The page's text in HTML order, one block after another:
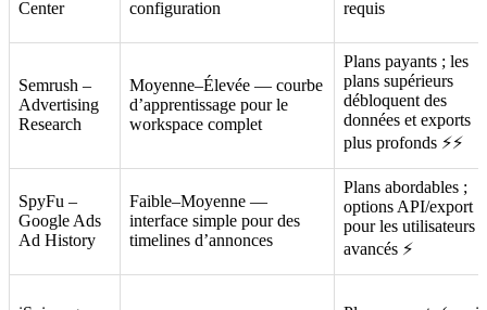
Center
configuration
requis
Semrush –
Advertising
Research
Moyenne–Élevée — courbe
d’apprentissage pour le
workspace complet
Plans payants ; les
plans supérieurs
débloquent des
données et exports
plus profonds ⚡⚡
SpyFu –
Google Ads
Ad History
Faible–Moyenne —
interface simple pour des
timelines d’annonces
Plans abordables ;
options API/export
pour les utilisateurs
avancés ⚡